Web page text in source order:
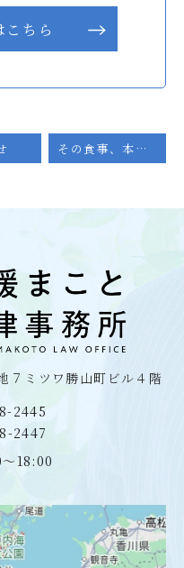
ちら
その食事、本当に安全？ 刻み食やペースト食をお願いしていたのに…介護施設の食事提供ミスと窒息事故の法的責任
７ ミツワ勝山町ビル４階
2445
2447
18:00